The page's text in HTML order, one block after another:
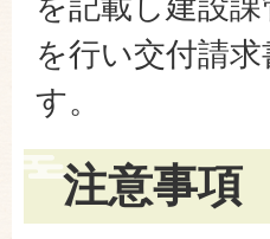
を行い交付請
す。
注意事項